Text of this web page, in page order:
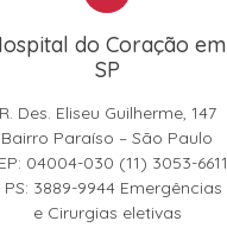
do Coração em
SP
R. Des. Eliseu Guilherme, 147
Bairro Paraíso – São Paulo
04004-030 (11) 3053-6611
3889-9944 Emergências
e Cirurgias eletivas